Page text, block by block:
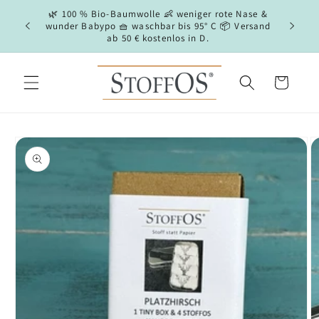
Inhalt
🌿 100 % Bio-Baumwolle 👶 weniger rote Nase &
wunder Babypo 🧺 waschbar bis 95° C 📦 Versand
ab 50 € kostenlos in D.
Haut
Warenkorb